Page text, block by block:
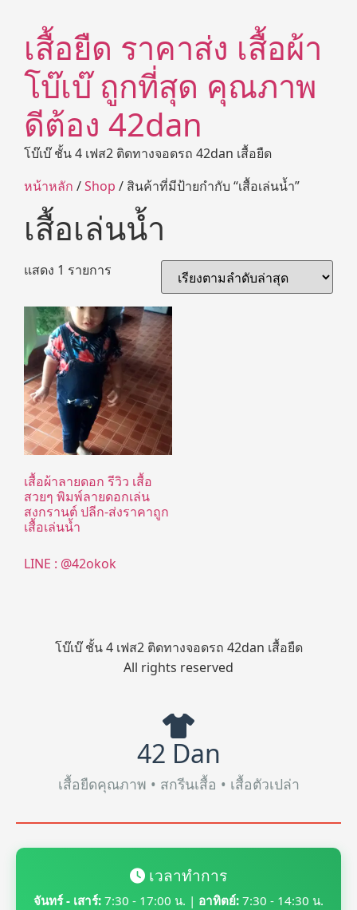
เสื้อยืด ราคาส่ง เสื้อผ้า
โบ๊เบ๊ ถูกที่สุด คุณภาพ
ดีต้อง 42dan
โบ๊เบ๊ ชั้น 4 เฟส2 ติดทางจอดรถ 42dan เสื้อยืด
หน้าหลัก /Shop / สินค้าที่มีป้ายกำกับ “เสื้อเล่นน้ำ”
เสื้อเล่นน้ำ
แสดง 1 รายการ
เสื้อผ้าลายดอก รีวิว เสื้อ
สวยๆ พิมพ์ลายดอกเล่น
สงกรานต์ ปลีก-ส่งราคาถูก
เสื้อเล่นน้ำ
LINE : @42okok
โบ๊เบ๊ ชั้น 4 เฟส2 ติดทางจอดรถ 42dan เสื้อยืด
All rights reserved
42 Dan
เสื้อยืดคุณภาพ • สกรีนเสื้อ • เสื้อตัวเปล่า
เวลาทำการ
จันทร์ - เสาร์: 7:30 - 17:00 น. | อาทิตย์: 7:30 - 14:30 น.